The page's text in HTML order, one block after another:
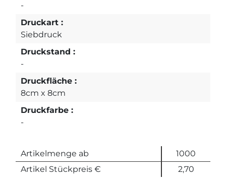
-
Druckart :
Siebdruck
Druckstand :
-
Druckfläche :
8cm x 8cm
Druckfarbe :
-
Artikelmenge ab
1000
Artikel Stückpreis €
2,70